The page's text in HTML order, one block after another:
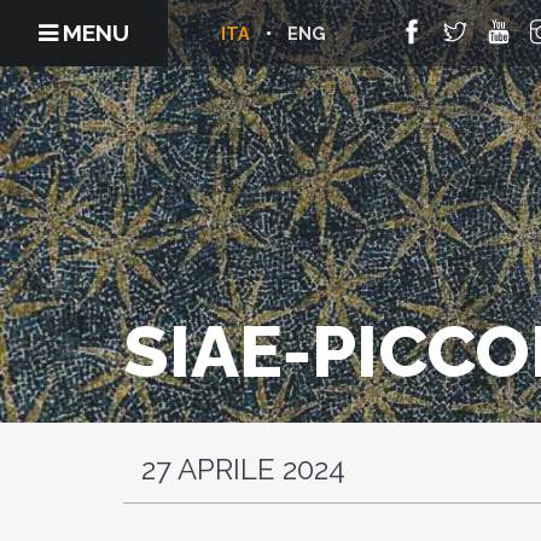
MENU ENG
ITA
SIAE-
27 APRILE 2024